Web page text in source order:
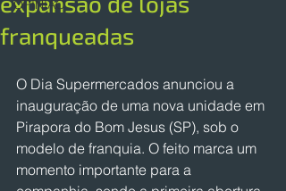
OPINIÃO
franqueadas
O Dia Supermercados anunciou a
inauguração de uma nova unidade em
Pirapora do Bom Jesus (SP), sob o
modelo de franquia. O feito marca um
momento importante para a